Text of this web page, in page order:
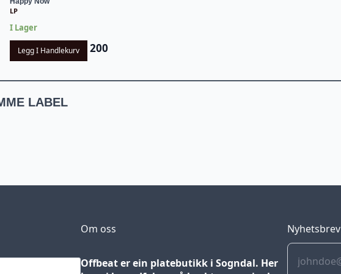
LP
I Lager
Legg I Handlekurv 200
LABEL
Om oss
Offbeat er ein platebutikk i Sogndal. Her
Nyhetsbrev